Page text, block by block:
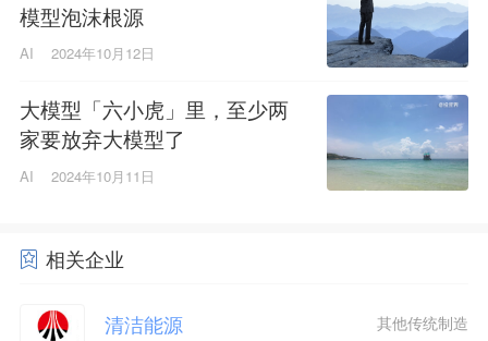
模型泡沫根源
AI 2024年10月12日
大模型「六小虎」里，至少两
家要放弃大模型了
AI 2024年10月11日
相关企业
清洁能源 其他传统制造